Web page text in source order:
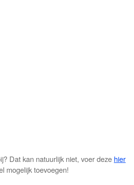
Dat kan natuurlijk niet, voer deze hier
mogelijk toevoegen!